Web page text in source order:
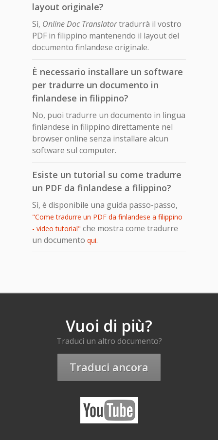
layout originale?
Sì, Online Doc Translatortradurrà il vostro
PDF in filippino mantenendo il layout del
documento finlandese originale.
È necessario installare un software
per tradurre un documento in
finlandese in filippino?
No, puoi tradurre un documento in lingua
finlandese in filippino direttamente nel
browser online senza installare alcun
software sul computer.
Esiste un tutorial su come tradurre
un PDF da finlandese a filippino?
Sì, è disponibile una guida passo-passo,
"Come tradurre un PDF da finlandese a filippino
- video tutorial" che mostra come tradurre
un documento qui.
Vuoi di più?
Traduci un altro documento?
Traduci ancora